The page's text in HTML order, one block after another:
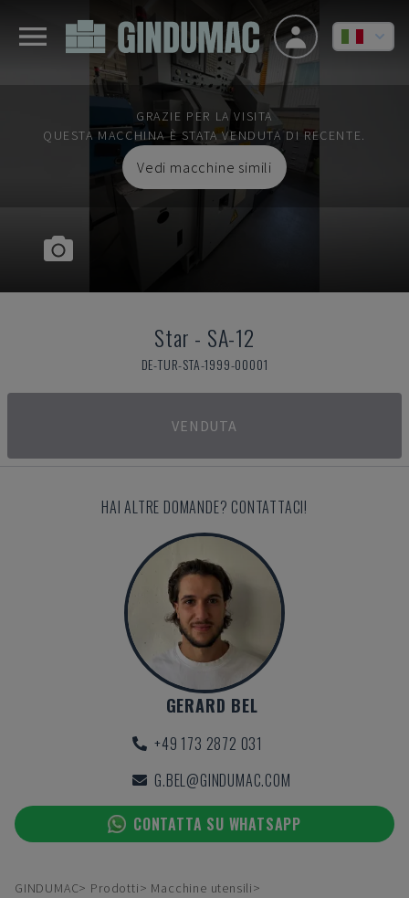
GRAZIE PER LA VISITA
QUESTA MACCHINA È STATA VENDUTA DI RECENTE.
Vedi macchine simili
Star - SA-12
DE-TUR-STA-1999-00001
VENDUTA
HAI ALTRE DOMANDE? CONTATTACI!
GERARD BEL
+49 173 2872 031
G.BEL@GINDUMAC.COM
CONTATTA SU WHATSAPP
GINDUMAC Prodotti
Macchine utensili